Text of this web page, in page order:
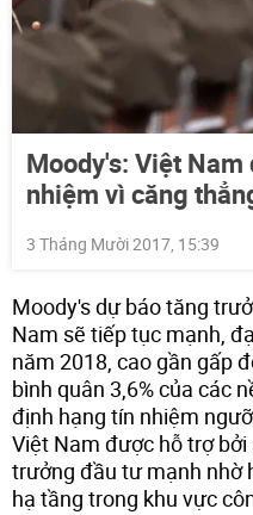
Moody's: Việt
nhiệm vì căng
3 Tháng Mười 2017, 15:39
Moody's dự báo tăng
Nam sẽ tiếp tục mạnh,
năm 2018, cao gần gấp
bình quân 3,6% của các
định hạng tín nhiệm
Việt Nam được hỗ trợ
trưởng đầu tư mạnh nhờ
hạ tầng trong khu vực